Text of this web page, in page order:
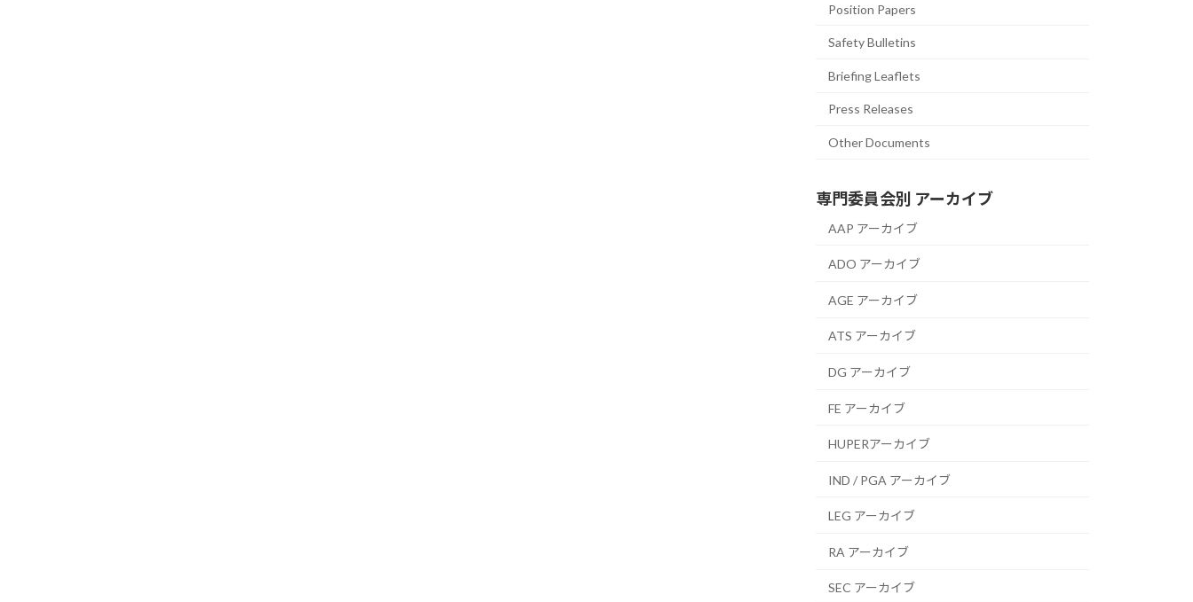
Position Papers
Safety Bulletins
Briefing Leaflets
Press Releases
Other Documents
専門委員会別 アーカイブ
AAP アーカイブ
ADO アーカイブ
AGE アーカイブ
ATS アーカイブ
DG アーカイブ
FE アーカイブ
HUPERアーカイブ
IND / PGA アーカイブ
LEG アーカイブ
RA アーカイブ
SEC アーカイブ